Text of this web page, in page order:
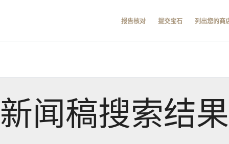
报告核对 提交宝石 列出您的商
新闻稿搜索结果